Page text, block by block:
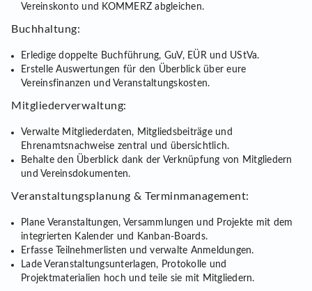
Vereinskonto und KOMMERZ abgleichen.
Buchhaltung:
Erledige doppelte Buchführung, GuV, EÜR und UStVa.
Erstelle Auswertungen für den Überblick über eure
Vereinsfinanzen und Veranstaltungskosten.
Mitgliederverwaltung:
Verwalte Mitgliederdaten, Mitgliedsbeiträge und
Ehrenamtsnachweise zentral und übersichtlich.
Behalte den Überblick dank der Verknüpfung von Mitgliedern
und Vereinsdokumenten.
Veranstaltungsplanung & Terminmanagement:
Plane Veranstaltungen, Versammlungen und Projekte mit dem
integrierten Kalender und Kanban-Boards.
Erfasse Teilnehmerlisten und verwalte Anmeldungen.
Lade Veranstaltungsunterlagen, Protokolle und
Projektmaterialien hoch und teile sie mit Mitgliedern.